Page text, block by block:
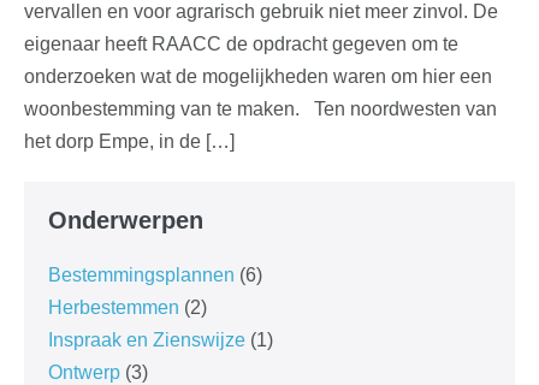
vervallen en voor agrarisch gebruik niet meer zinvol. De
eigenaar heeft RAACC de opdracht gegeven om te
onderzoeken wat de mogelijkheden waren om hier een
woonbestemming van te maken. Ten noordwesten van
het dorp Empe, in de […]
Onderwerpen
Bestemmingsplannen (6)
Herbestemmen (2)
Inspraak en Zienswijze (1)
Ontwerp (3)